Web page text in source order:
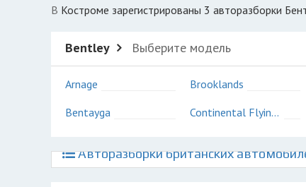
в Костроме зарегистрированы 3 авторазборки
Bentley Выберите модель
Arnage
Bentayga
Brooklands
Continental Flying Spur
Авторазборки британских